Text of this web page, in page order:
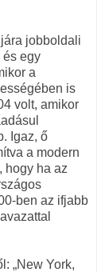
jobboldali
és egy
a
is
volt, amikor
Igaz, ő
a modern
hogy ha az
ben az ifjabb
„New York,